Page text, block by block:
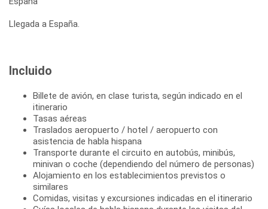
Llegada a España.
Incluido
Billete de avión, en clase turista, según indicado en el
itinerario
Tasas aéreas
Traslados aeropuerto / hotel / aeropuerto con
asistencia de habla hispana
Transporte durante el circuito en autobús, minibús,
minivan o coche (dependiendo del número de personas)
Alojamiento en los establecimientos previstos o
similares
Comidas, visitas y excursiones indicadas en el itinerario